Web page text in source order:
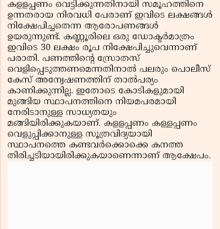
കളളപ്പണം വെട്ടിക്കുന്നതിനായി സമൂഹത്തിനെ
ഉന്നതരായ നിരവധി പേരാണ് ഇവിടെ ലക്ഷങ്ങള്‍
നിക്ഷേപിച്ചതെന്ന ആരോപണങ്ങള്‍
ഉയരുന്നുണ്ട്. കണ്ണൂരിലെ ഒരു ഡോക്ടര്‍മാത്രം
ഇവിടെ 30 ലക്ഷം രൂപ നിക്ഷേപിച്ചുവെന്നാണ്
പരാതി. പണത്തിന്റെ സ്രോതസ്
വെളിപ്പെടുത്തണമെന്നതിനാല്‍ പലരും പൊലീസ്
കേസ് അന്വേഷണത്തിന് താല്‍പര്യം
കാണിക്കുന്നില്ല. ഇതോടെ കോടികളുമായി
മുങ്ങിയ സ്ഥാപനത്തിനെ നിയമപരമായി
നേരിടാനുള്ള സാധ്യതയും
മങ്ങിയിരിക്കുകയാണ്. കളളപ്പണം കള്ളപ്പണം
വെളുപ്പിക്കാനുള്ള സൂത്രവിദ്യയായി
സ്ഥാപനത്തെ കണ്ടവര്‍ക്കൊക്കെ കനത്ത
തിരിച്ചടിയായിരിക്കുകയാണെന്നാണ് ആക്ഷേപം.